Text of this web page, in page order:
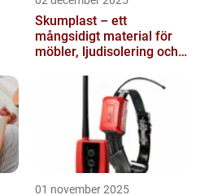
Skumplast – ett
mångsidigt material för
möbler, ljudisolering och
01 november 2025